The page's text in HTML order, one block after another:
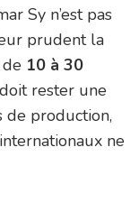
Sy n’est pas
prudent la
10 à 30
rester une
de production,
ne